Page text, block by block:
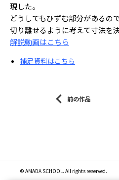
現した。
どうしてもひずむ部分があるの
切り離せるように考えて寸法を決
解説動画はこちら
補足資料はこちら
前の作品
© AMADA SCHOOL. All rights reserved.